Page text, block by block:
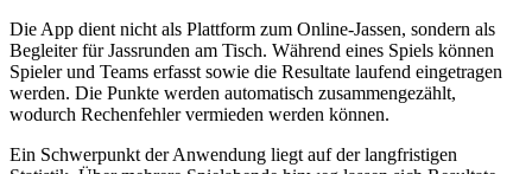
Die App dient nicht als Plattform zum Online-Jassen, sondern als
Begleiter für Jassrunden am Tisch. Während eines Spiels können
Spieler und Teams erfasst sowie die Resultate laufend eingetragen
werden. Die Punkte werden automatisch zusammengezählt,
wodurch Rechenfehler vermieden werden können.
Ein Schwerpunkt der Anwendung liegt auf der langfristigen